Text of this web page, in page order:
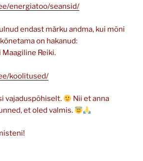
energiatoo/seansid/
endast märku andma, kui mõni
on hakanud:
Reiki.
koolitused/
vajaduspõhiselt.
Nii et anna
et oled valmis.